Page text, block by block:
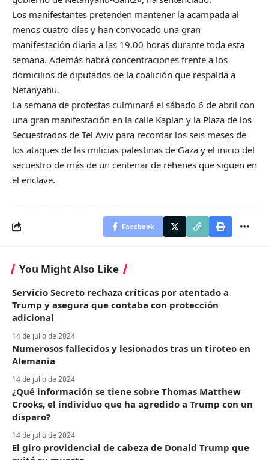
Los manifestantes pretenden mantener la acampada al
menos cuatro días y han convocado una gran
manifestación diaria a las 19.00 horas durante toda esta
semana. Además habrá concentraciones frente a los
domicilios de diputados de la coalición que respalda a
Netanyahu.
La semana de protestas culminará el sábado 6 de abril con
una gran manifestación en la calle Kaplan y la Plaza de los
Secuestrados de Tel Aviv para recordar los seis meses de
los ataques de las milicias palestinas de Gaza y el inicio del
secuestro de más de un centenar de rehenes que siguen en
el enclave.
Facebook
You Might Also Like
Servicio Secreto rechaza críticas por atentado a
Trump y asegura que contaba con protección
adicional
14 de julio de 2024
Numerosos fallecidos y lesionados tras un tiroteo en
Alemania
14 de julio de 2024
¿Qué información se tiene sobre Thomas Matthew
Crooks, el individuo que ha agredido a Trump con un
disparo?
14 de julio de 2024
El giro providencial de cabeza de Donald Trump que